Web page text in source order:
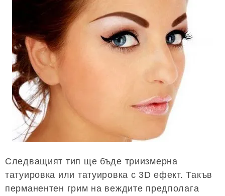
Следващият тип ще бъде триизмерна
татуировка или татуировка с 3D ефект. Такъв
перманентен грим на веждите предполага